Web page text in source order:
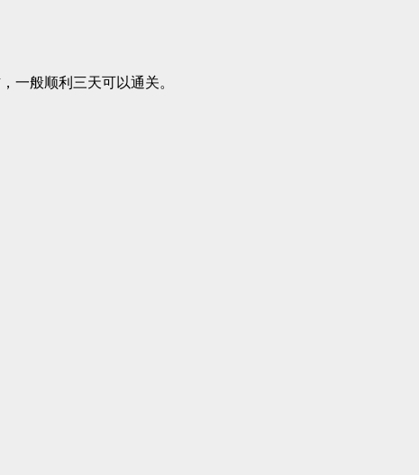
一般顺利三天可以通关。